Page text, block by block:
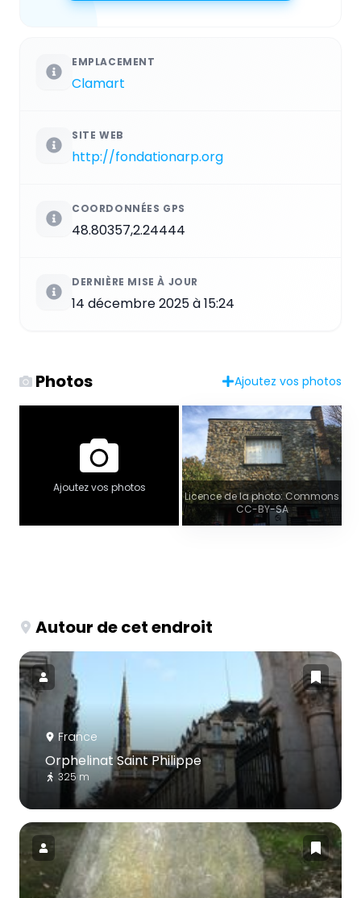
EMPLACEMENT
Clamart
SITE WEB
http://fondationarp.org
COORDONNÉES GPS
48.80357,2.24444
DERNIÈRE MISE À JOUR
14 décembre 2025 à 15:24
Photos Ajoutez vos photos
Ajoutez vos photos
Licence de la photo: Commons
CC-BY-SA
Autour de cet endroit
France
Orphelinat Saint Philippe
325 m